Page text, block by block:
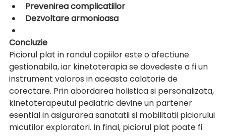
Prevenirea complicatiilor
Dezvoltare armonioasa
Concluzie
Piciorul plat in randul copiilor este o afectiune
gestionabila, iar kinetoterapia se dovedeste a fi un
instrument valoros in aceasta calatorie de
corectare. Prin abordarea holistica si personalizata,
kinetoterapeutul pediatric devine un partener
esential in asigurarea sanatatii si mobilitatii piciorului
micutilor exploratori. In final, piciorul plat poate fi